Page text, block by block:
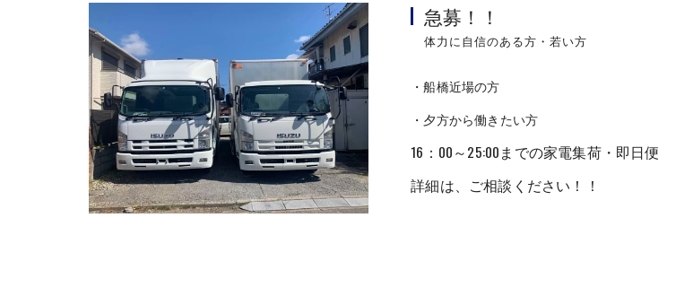
急募！！
体力に自信のある方・若い方
・船橋近場の方
・夕方から働きたい方
16：00～25:00までの家電集荷・即日便
詳細は、ご相談ください！！